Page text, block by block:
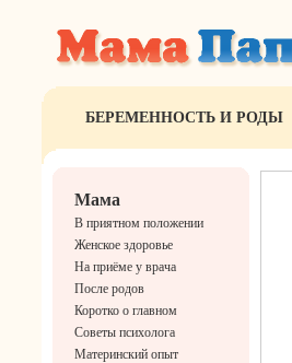
БЕРЕМЕННОСТЬ И РОДЫ
Мама
В приятном положении
Женское здоровье
На приёме у врача
После родов
Коротко о главном
Советы психолога
Материнский опыт